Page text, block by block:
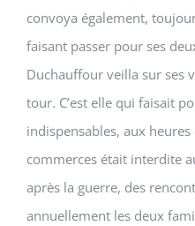
convoya également,
faisant passer pour ses
Duchauffour veilla sur ses
tour. C’est elle qui faisait
indispensables, aux
commerces était interdite
après la guerre, des
annuellement les deux